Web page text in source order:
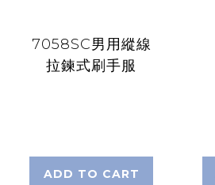
7058SC男用縱線
拉鍊式刷手服
ADD TO CART